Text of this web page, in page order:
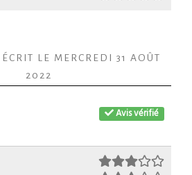
LE MERCREDI 31 AOÛT
2022
Avis vérifié